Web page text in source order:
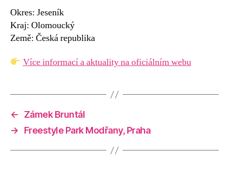
Okres: Jeseník
Kraj: Olomoucký
Země: Česká republika
Více informací a aktuality na oficiálním webu
←
Zámek Bruntál
→
Freestyle Park Modřany, Praha